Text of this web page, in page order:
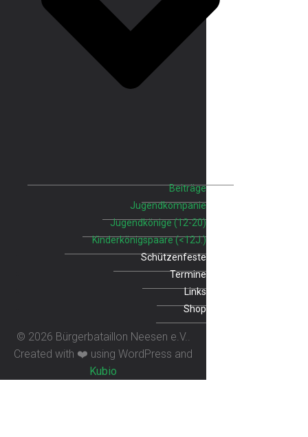
Beiträge
Jugendkompanie
Jugendkönige (12-20)
Kinderkönigspaare (<12J.)
Schützenfeste
Termine
Links
Shop
© 2026 Bürgerbataillon Neesen e.V..
Created with ❤️ using WordPress and
Kubio